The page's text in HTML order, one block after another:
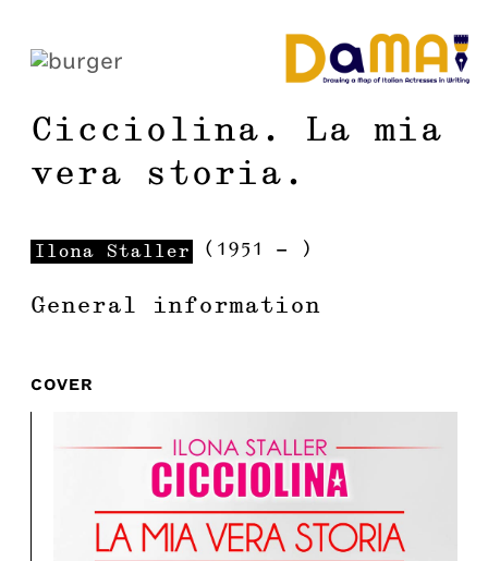
Cicciolina. La mia
vera storia.
Ilona Staller ( 1951 - )
General information
COVER